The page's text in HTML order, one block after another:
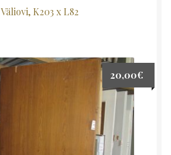
Väliovi, K203 x L82
20,00€